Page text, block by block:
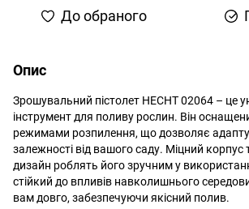
До обраного
Опис
Зрошувальний пістолет HECHT 02064 – це
інструмент для поливу рослин. Він
режимами розпилення, що дозволяє
залежності від вашого саду. Міцний корпус
дизайн роблять його зручним у
стійкий до впливів навколишнього
вам довго, забезпечуючи якісний полив.